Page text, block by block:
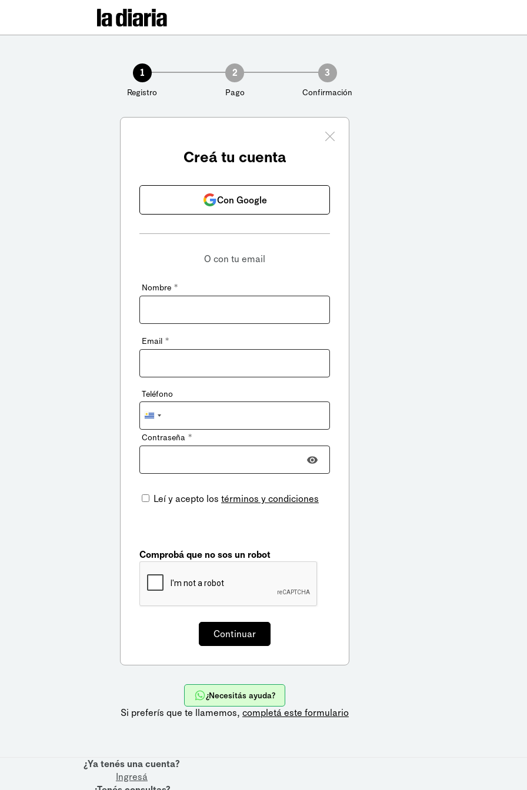
1
Registro
2
Pago
3
Confirmación
Creá tu cuenta
Con Google
O con tu email
Nombre *
Email *
Teléfono
Uruguay
+598
Contraseña *
Leí y acepto los términos y condiciones
Comprobá que no sos un robot
¿Necesitás ayuda?
Si preferís que te llamemos, completá este formulario
¿Ya tenés una cuenta?
Ingresá